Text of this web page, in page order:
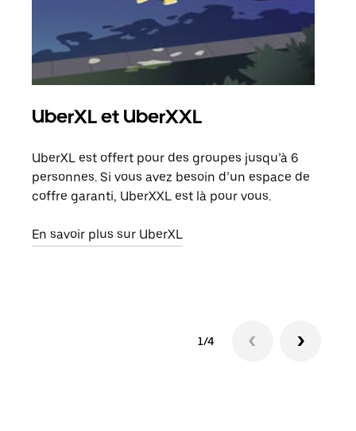
UberXL et UberXXL
UberXL est offert pour des groupes jusqu’à 6
personnes. Si vous avez besoin d’un espace de
coffre garanti, UberXXL est là pour vous.
En savoir plus sur UberXL
1/4